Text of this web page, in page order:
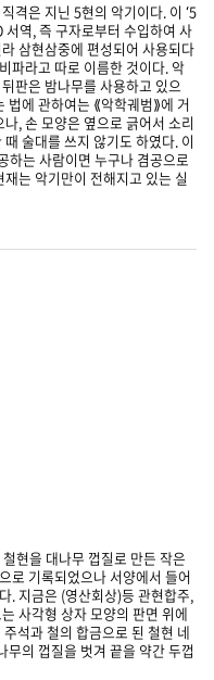
격은 지닌 5현의 악기이다. 이 ‘5
서역, 즉 구자로부터 수입하여 사
삼현삼중에 편성되어 사용되다
파라고 따로 이름한 것이다. 악
판은 밤나무를 사용하고 있으
법에 관하여는 ⟪악학궤범⟫에 거
, 손 모양은 옆으로 긁어서 소리
술대를 쓰지 않기도 하였다. 이
하는 사람이면 누구나 겸공으로
는 악기만이 전해지고 있는 실
현을 대나무 껍질로 만든 작은
로 기록되었으나 서양에서 들어
. 지금은 (영산회상)등 관현합주,
사각형 상자 모양의 판면 위에
석과 철의 합금으로 된 철현 네
무의 껍질을 벗겨 끝을 약간 두껍